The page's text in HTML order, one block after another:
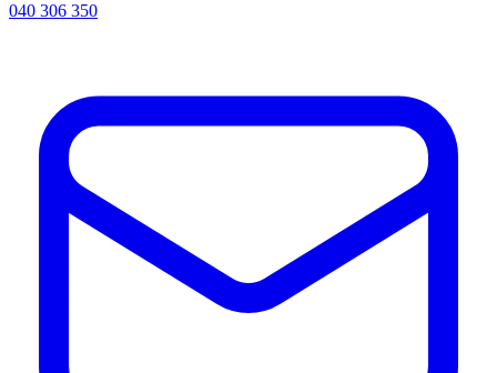
040 306 350